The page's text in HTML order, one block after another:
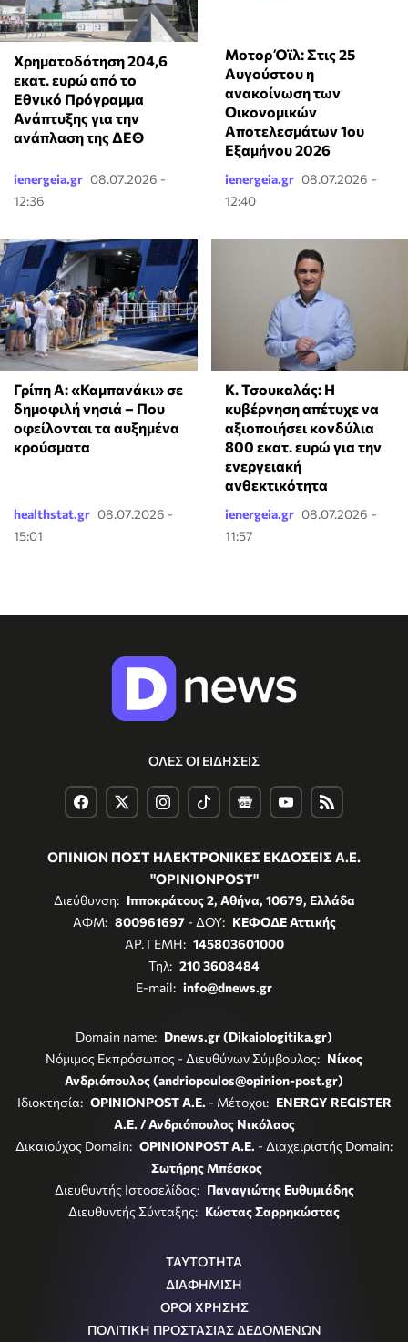
Χρηματοδότηση 204,6
εκατ. ευρώ από το
Εθνικό Πρόγραμμα
Ανάπτυξης για την
ανάπλαση της ΔΕΘ
ienergeia.gr 08.07.2026 -
12:36
Μοτορ Όϊλ: Στις 25
Αυγούστου η
ανακοίνωση των
Οικονομικών
Αποτελεσμάτων 1ου
Εξαμήνου 2026
ienergeia.gr 08.07.2026 -
12:40
Γρίπη Α: «Καμπανάκι» σε
δημοφιλή νησιά – Που
οφείλονται τα αυξημένα
κρούσματα
healthstat.gr 08.07.2026 -
15:01
Κ. Τσουκαλάς: Η
κυβέρνηση απέτυχε να
αξιοποιήσει κονδύλια
800 εκατ. ευρώ για την
ενεργειακή
ανθεκτικότητα
ienergeia.gr 08.07.2026 -
11:57
ΟΛΕΣ ΟΙ ΕΙΔΗΣΕΙΣ
ΟΠΙΝΙΟΝ ΠΟΣΤ ΗΛΕΚΤΡΟΝΙΚΕΣ ΕΚΔΟΣΕΙΣ Α.Ε.
"OPINIONPOST"
Διεύθυνση: Ιπποκράτους 2, Αθήνα, 10679, Ελλάδα
ΑΦΜ: 800961697- ΔΟΥ: ΚΕΦΟΔΕ Αττικής
ΑΡ. ΓΕΜΗ: 145803601000
Τηλ: 210 3608484
E-mail: info@dnews.gr
Domain name: Dnews.gr (Dikaiologitika.gr)
Νόμιμος Εκπρόσωπος - Διευθύνων Σύμβουλος: Νίκος
Ανδριόπουλος (andriopoulos@opinion-post.gr)
Ιδιοκτησία: OPINIONPOST A.E. - Μέτοχοι: ENERGY REGISTER
Α.Ε. / Ανδριόπουλος Νικόλαος
Δικαιούχος Domain: OPINIONPOST A.E. - Διαχειριστής Domain:
Σωτήρης Μπέσκος
Διευθυντής Ιστοσελίδας: Παναγιώτης Ευθυμιάδης
Διευθυντής Σύνταξης: Κώστας Σαρρηκώστας
ΤΑΥΤΟΤΗΤΑ
ΔΙΑΦΗΜΙΣΗ
ΟΡΟΙ ΧΡΗΣΗΣ
ΠΟΛΙΤΙΚΗ ΠΡΟΣΤΑΣΙΑΣ ΔΕΔΟΜΕΝΩΝ